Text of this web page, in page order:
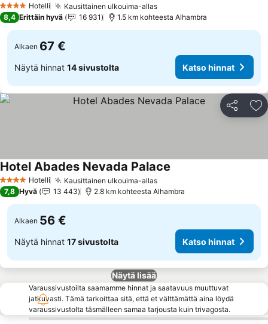
4 Tähtiluokitus
Hotelli Kausittainen ulkouima-allasKatso hinnat
8,4 Erittäin hyvä 16 931 1.5 km kohteesta Alhambra
Alkaen 67 €
Näytä hinnat 14 sivustolta Katso hinnat
Jaa
4 Tähtiluokitus
Hotelli Kausittainen ulkouima-allasKatso hinnat
Hotel Abades Nevada Palace
7,8 Hyvä 13 443 2.8 km kohteesta Alhambra
Alkaen 56 €
Näytä hinnat 17 sivustolta Katso hinnat
Näytä lisää
Varaussivustoilta saamamme hinnat ja saatavuus muuttuvat
jatkuvasti. Tämä tarkoittaa sitä, että et välttämättä aina löydä
varaussivustolta täsmälleen samaa tarjousta kuin trivagosta.